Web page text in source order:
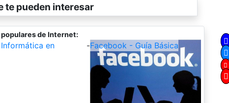
te pueden interesar
populares de Internet:
en
-Facebook - Guía Básica